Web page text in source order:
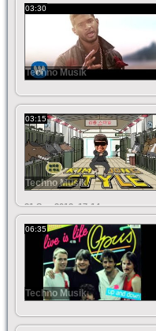
03:30
Techno Musik
03:15
Techno Musik
21 Sep 2012, 17:14
06:35
Techno Musik